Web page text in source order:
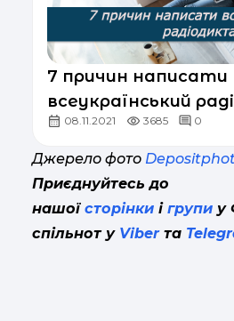
7 причин написати
всеукраїнський
08.11.2021 3685 0
Джерело фото
Приєднуйтесь до
нашої сторінки і групи у
спільнот у Viberта